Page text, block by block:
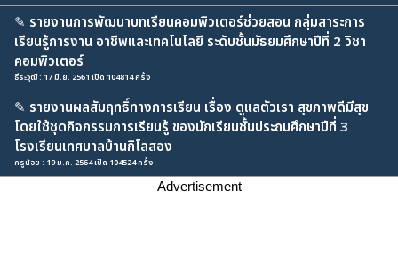
✎ รายงานการพัฒนาบทเรียนคอมพิวเตอร์ช่วยสอน กลุ่มสาระการ
เรียนรู้การงาน อาชีพและเทคโนโลยี ระดับชั้นมัธยมศึกษาปีที่ 2 วิชา
คอมพิวเตอร์
ธีระวุฒิ : 17 มิ.ย. 2561 เปิด 104814 ครั้ง
✎ รายงานผลสัมฤทธิ์ทางการเรียน เรื่อง ดูแลตัวเรา สุขภาพดีมีสุข
โดยใช้ชุดกิจกรรมการเรียนรู้ ของนักเรียนชั้นประถมศึกษาปีที่ 3
โรงเรียนเทศบาลบ้านกิโลสอง
ครูน้อย : 19 ม.ค. 2564 เปิด 104524 ครั้ง
Advertisement